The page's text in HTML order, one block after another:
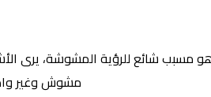
مسبب شائع للرؤية المشوشة، يرى
مشوش وغير